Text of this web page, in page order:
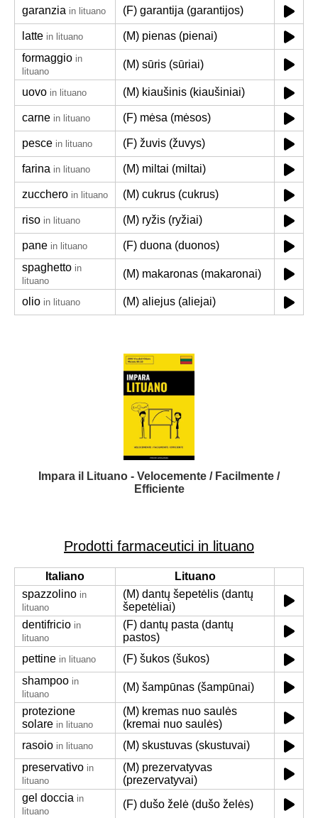
garanzia in lituano (F) garantija (garantijos)
latte in lituano
(M) pienas (pienai)
formaggio in
lituano
(M) sūris (sūriai)
uovo in lituano (M) kiaušinis (kiaušiniai)
carne in lituano (F) mėsa (mėsos)
pesce in lituano (F) žuvis (žuvys)
farina in lituano (M) miltai (miltai)
zucchero in lituano (M) cukrus (cukrus)
riso in lituano (M) ryžis (ryžiai)
pane in lituano
(F) duona (duonos)
spaghetto in
lituano
(M) makaronas (makaronai)
olio in lituano (M) aliejus (aliejai)
Impara il Lituano - Velocemente / Facilmente /
Efficiente
Prodotti farmaceutici in lituano
Italiano
Lituano
spazzolino in
lituano
(M) dantų šepetėlis (dantų
šepetėliai)
dentifricio in
lituano
(F) dantų pasta (dantų
pastos)
pettine in lituano
(F) šukos (šukos)
shampoo in
lituano
(M) šampūnas (šampūnai)
protezione
solare in lituano
(M) kremas nuo saulės
(kremai nuo saulės)
rasoio in lituano
(M) skustuvas (skustuvai)
preservativo in
lituano
(M) prezervatyvas
(prezervatyvai)
gel doccia in
lituano
(F) dušo želė (dušo želės)